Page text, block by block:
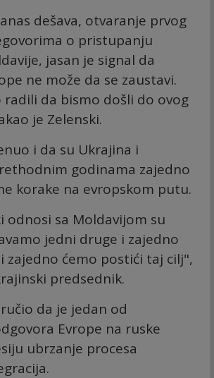
dešava, otvaranje prvog
o pristupanju
jasan je signal da
ne može da se zaustavi.
radili da bismo došli do ovog
je Zelenski.
i da su Ukrajina i
godinama zajedno
korake na evropskom putu.
odnosi sa Moldavijom su
jedni druge i zajedno
zajedno ćemo postići taj cilj",
predsednik.
da je jedan od
Evrope na ruske
ubrzanje procesa